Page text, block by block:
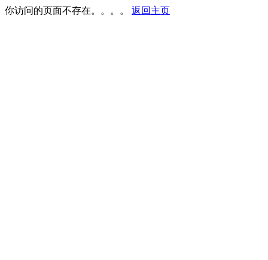
你访问的页面不存在。。。。 返回主页